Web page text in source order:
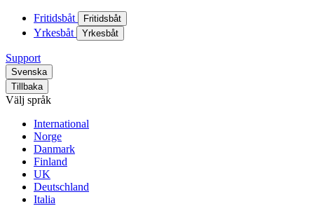
Fritidsbåt Fritidsbåt
Yrkesbåt Yrkesbåt
Support
Svenska
Tillbaka
Välj språk
International
Norge
Danmark
Finland
UK
Deutschland
Italia